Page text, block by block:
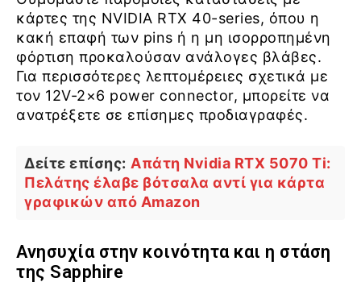
κάρτες της NVIDIA RTX 40-series, όπου η
κακή επαφή των pins ή η μη ισορροπημένη
φόρτιση προκαλούσαν ανάλογες βλάβες.
Για περισσότερες λεπτομέρειες σχετικά με
τον 12V-2×6 power connector, μπορείτε να
ανατρέξετε σε επίσημες προδιαγραφές.
Δείτε επίσης: Απάτη Nvidia RTX 5070 Ti:
Πελάτης έλαβε βότσαλα αντί για κάρτα
γραφικών από Amazon
Ανησυχία στην κοινότητα και η στάση
της Sapphire